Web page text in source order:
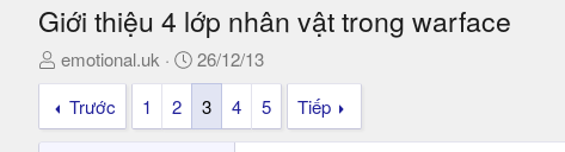
Giới thiệu 4 lớp nhân vật trong warface
T
h
e
emotional.uk
N
g
à
y
26/12/13
Trước
1 2 3 4 5 Tiếp